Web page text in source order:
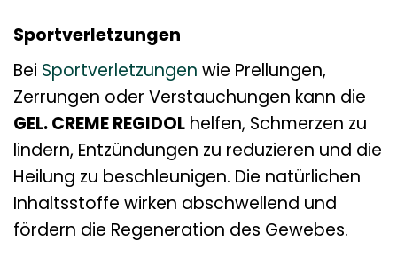
Sportverletzungen
Bei Sportverletzungen wie Prellungen,
Zerrungen oder Verstauchungen kann die
GEL. CREME REGIDOL helfen, Schmerzen zu
lindern, Entzündungen zu reduzieren und die
Heilung zu beschleunigen. Die natürlichen
Inhaltsstoffe wirken abschwellend und
fördern die Regeneration des Gewebes.